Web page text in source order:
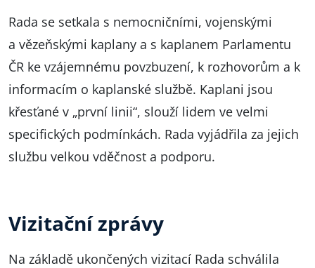
Rada se setkala s nemocničními, vojenskými
a vězeňskými kaplany a s kaplanem Parlamentu
ČR ke vzájemnému povzbuzení, k rozhovorům a k
informacím o kaplanské službě. Kaplani jsou
křesťané v „první linii“, slouží lidem ve velmi
specifických podmínkách. Rada vyjádřila za jejich
službu velkou vděčnost a podporu.
Vizitační zprávy
Na základě ukončených vizitací Rada schválila